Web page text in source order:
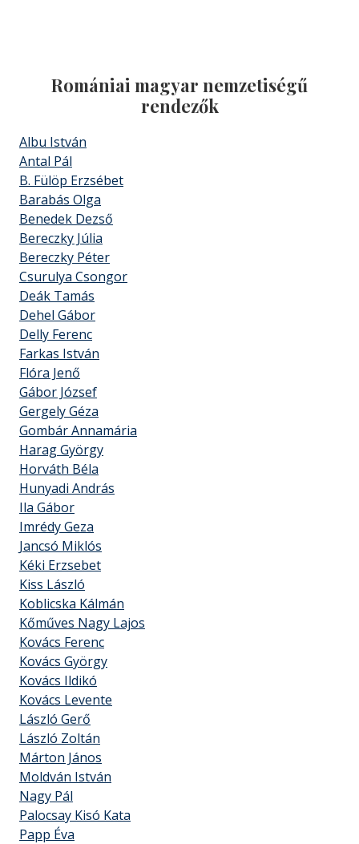
Romániai magyar nemzetiségű
rendezők
Albu István
Antal Pál
B. Fülöp Erzsébet
Barabás Olga
Benedek Dezső
Bereczky Júlia
Bereczky Péter
Csurulya Csongor
Deák Tamás
Dehel Gábor
Delly Ferenc
Farkas István
Flóra Jenő
Gábor József
Gergely Géza
Gombár Annamária
Harag György
Horváth Béla
Hunyadi András
Ila Gábor
Imrédy Geza
Jancsó Miklós
Kéki Erzsebet
Kiss László
Koblicska Kálmán
Kőműves Nagy Lajos
Kovács Ferenc
Kovács György
Kovács Ildikó
Kovács Levente
László Gerő
László Zoltán
Márton János
Moldván István
Nagy Pál
Palocsay Kisó Kata
Papp Éva